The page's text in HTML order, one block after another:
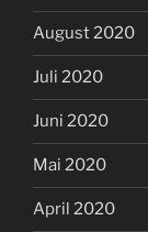
August 2020
Juli 2020
Juni 2020
Mai 2020
April 2020